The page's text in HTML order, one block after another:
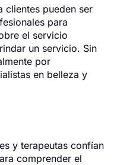
clientes pueden ser
para
el servicio
un servicio. Sin
por
en belleza y
y terapeutas confían
comprender el